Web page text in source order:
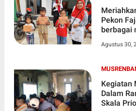
Meriahkan HUT RI ke
Pekon
Agustus 30,
Kegiatan
Dalam
Skala